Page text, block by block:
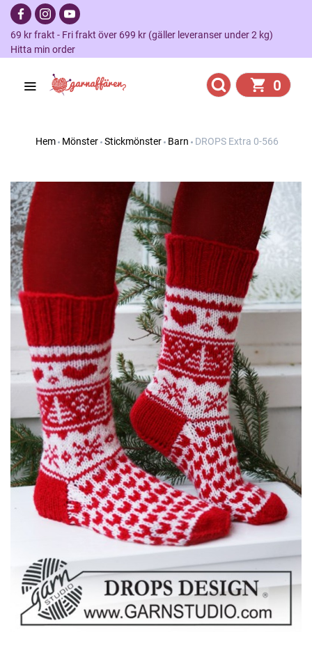
69 kr frakt - Fri frakt över 699 kr (gäller leveranser under 2 kg)
Hitta min order
0
Hem Mönster Stickmönster Barn DROPS Extra 0-566